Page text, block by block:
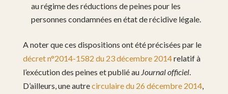
au régime des réductions de peines pour les
personnes condamnées en état de récidive légale.
A noter que ces dispositions ont été précisées par le
décret n°2014-1582 du 23 décembre 2014relatif à
l’exécution des peines et publié au Journal officiel.
D’ailleurs, une autrecirculaire du 26 décembre 2014,